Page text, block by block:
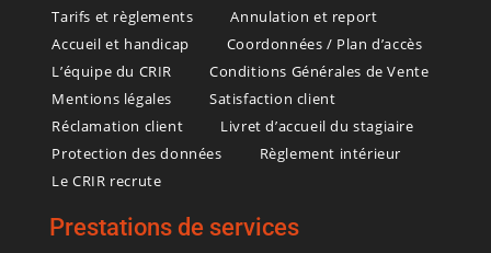
Tarifs et règlements
Annulation et report
Accueil et handicap
Coordonnées / Plan d’accès
L’équipe du CRIR
Conditions Générales de Vente
Mentions légales
Satisfaction client
Réclamation client
Livret d’accueil du stagiaire
Protection des données
Règlement intérieur
Le CRIR recrute
Prestations de services